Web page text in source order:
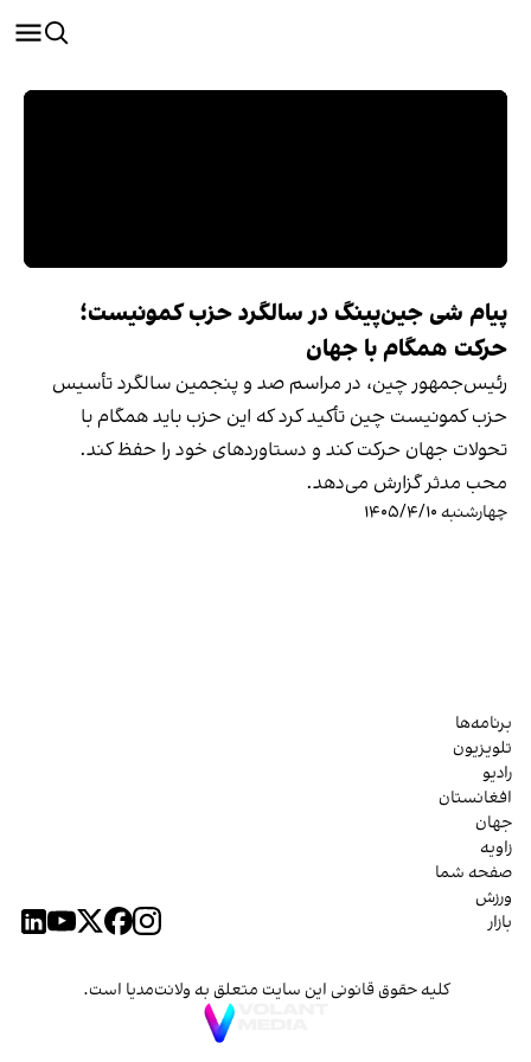
پیام شی جین‌پینگ در سالگرد حزب کمونیست؛
حرکت همگام با جهان
رئيس‌جمهور چین، در مراسم صد و پنجمین سالگرد تأسیس
حزب کمونیست چین تأکید کرد که این حزب باید همگام با
تحولات جهان حرکت کند و دستاوردهای خود را حفظ کند.
محب مدثر گزارش می‌‌دهد.
چهارشنبه ۱۴۰۵/۴/۱۰
برنامه‌ها
تلویزیون
رادیو
افغانستان
جهان
زاویه
صفحه شما
ورزش
بازار
کلیه حقوق قانونی این سایت متعلق به ولانت‌مدیا است.